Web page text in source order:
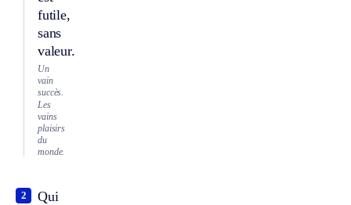
futile,
sans
valeur.
Un
vain
succès.
Les
vains
plaisirs
du
monde.
Qui
2